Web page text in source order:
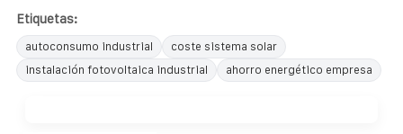
Etiquetas:
autoconsumo industrial
coste sistema solar
instalación fotovoltaica industrial
ahorro energético empresa